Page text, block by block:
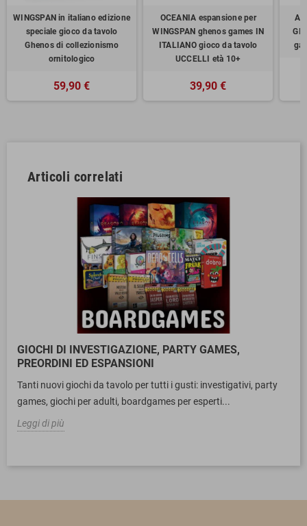
WINGSPAN in italiano edizione
speciale gioco da tavolo
Ghenos di collezionismo
ornitologico
59,90 €
OCEANIA espansione per
WINGSPAN ghenos games IN
ITALIANO gioco da tavolo
UCCELLI età 10+
39,90 €
Articoli correlati
GIOCHI DI INVESTIGAZIONE, PARTY GAMES,
PREORDINI ED ESPANSIONI
Tanti nuovi giochi da tavolo per tutti i gusti: investigativi, party
games, giochi per adulti, boardgames per esperti...
Leggi di più